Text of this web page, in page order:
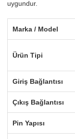
uygundur.
Marka / Model
Ürün Tipi
Giriş Bağlantısı
Çıkış Bağlantısı
Pin Yapısı